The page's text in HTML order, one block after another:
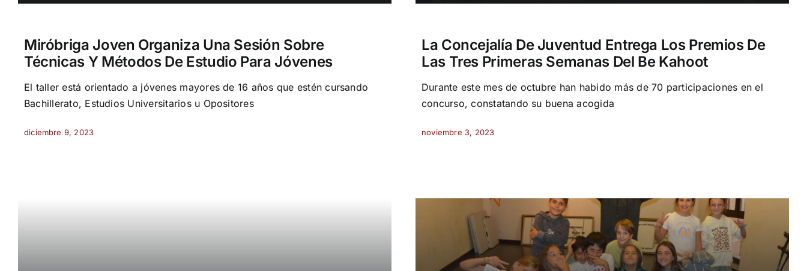
Miróbriga Joven Organiza Una Sesión Sobre
Técnicas Y Métodos De Estudio Para Jóvenes
El taller está orientado a jóvenes mayores de 16 años que estén cursando
Bachillerato, Estudios Universitarios u Opositores
diciembre 9, 2023
La Concejalía De Juventud Entrega Los Premios De
Las Tres Primeras Semanas Del Be Kahoot
Durante este mes de octubre han habido más de 70 participaciones en el
concurso, constatando su buena acogida
noviembre 3, 2023